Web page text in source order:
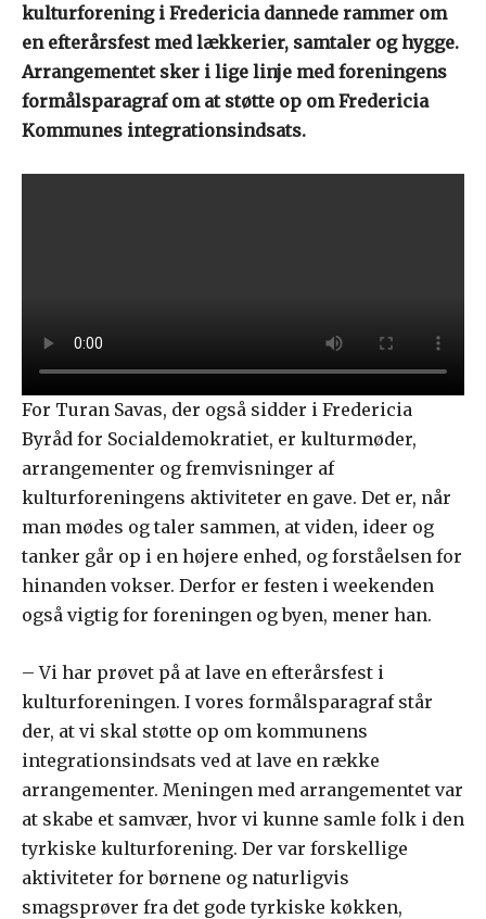
kulturforening i Fredericia dannede rammer om
en efterårsfest med lækkerier, samtaler og hygge.
Arrangementet sker i lige linje med foreningens
formålsparagraf om at støtte op om Fredericia
Kommunes integrationsindsats.
For Turan Savas, der også sidder i Fredericia
Byråd for Socialdemokratiet, er kulturmøder,
arrangementer og fremvisninger af
kulturforeningens aktiviteter en gave. Det er, når
man mødes og taler sammen, at viden, ideer og
tanker går op i en højere enhed, og forståelsen for
hinanden vokser. Derfor er festen i weekenden
også vigtig for foreningen og byen, mener han.
– Vi har prøvet på at lave en efterårsfest i
kulturforeningen. I vores formålsparagraf står
der, at vi skal støtte op om kommunens
integrationsindsats ved at lave en række
arrangementer. Meningen med arrangementet var
at skabe et samvær, hvor vi kunne samle folk i den
tyrkiske kulturforening. Der var forskellige
aktiviteter for børnene og naturligvis
smagsprøver fra det gode tyrkiske køkken,